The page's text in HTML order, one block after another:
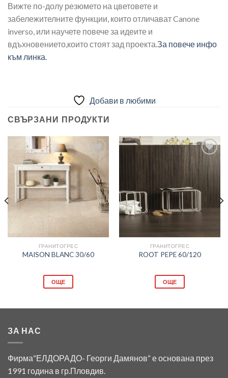
Вижте по-долу резюмето на цветовете и
забележителните функции, които отличават Canone
inverso, или научете повече за идеите и
вдъхновението,които стоят зад проекта.За повече инфо
към линка.
Добави в любими
СВЪРЗАНИ ПРОДУКТИ
Добави
любими
ГРАНИТОГРЕС
MAISON BLANC 30/60
ОЩЕ
любими
ГРАНИТОГРЕС
ROOT PEPE 60/120
ОЩЕ
ЗА НАС
Фирма“ЕЛДОРАДО- Георги Дамянов“ е основана през
1991 година в гр.Пловдив.